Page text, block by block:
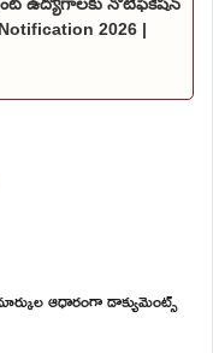
2026 |
ఆధారంగా డాక్యుమెంట్స్